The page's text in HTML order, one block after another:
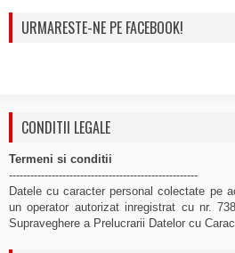
URMARESTE-NE PE FACEBOOK!
CONDITII LEGALE
Termeni si conditii
-----------------------------------------------------
Datele cu caracter personal colectate pe
un operator autorizat inregistrat cu nr.
Supraveghere a Prelucrarii Datelor cu